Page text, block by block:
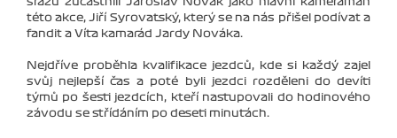
této akce, Jiří Syrovatský, který se na nás přišel podívat a
fandit a Víťa kamarád Jardy Nováka.
Nejdříve proběhla kvalifikace jezdců, kde si každý zajel
svůj nejlepší čas a poté byli jezdci rozděleni do devíti
týmů po šesti jezdcích, kteří nastupovali do hodinového
závodu se střídáním po deseti minutách.